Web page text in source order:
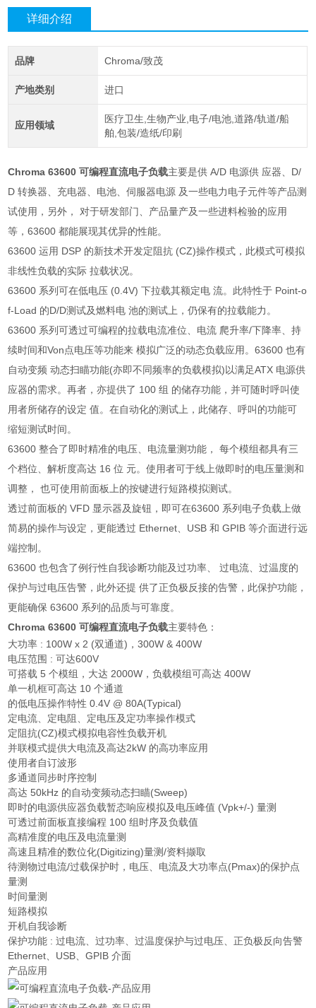
详细介绍
品牌 Chroma/致茂
产地类别 进口
应用领域
医疗卫生,生物产业,电子/电池,道路/轨道/船
舶,包装/造纸/印刷
Chroma 63600 可编程直流电子负载主要是供 A/D 电源供 应器、D/
D 转换器、充电器、电池、伺服器电源 及一些电力电子元件等产品测
试使用，另外， 对于研发部门、产品量产及一些进料检验的应用
等，63600 都能展现其优异的性能。
63600 运用 DSP 的新技术开发定阻抗 (CZ)操作模式，此模式可模拟
非线性负载的实际 拉载状况。
63600 系列可在低电压 (0.4V) 下拉载其额定电 流。此特性于 Point-o
f-Load 的D/D测试及燃料电 池的测试上，仍保有的拉载能力。
63600 系列可透过可编程的拉载电流准位、电流 爬升率/下降率、持
续时间和Von点电压等功能来 模拟广泛的动态负载应用。63600 也有
自动变频 动态扫瞄功能(亦即不同频率的负载模拟)以满足ATX 电源供
应器的需求。再者，亦提供了 100 组 的储存功能，并可随时呼叫使
用者所储存的设定 值。在自动化的测试上，此储存、呼叫的功能可
缩短测试时间。
63600 整合了即时精准的电压、电流量测功能， 每个模组都具有三
个档位、解析度高达 16 位 元。使用者可于线上做即时的电压量测和
调整， 也可使用前面板上的按键进行短路模拟测试。
透过前面板的 VFD 显示器及旋钮，即可在63600 系列电子负载上做
简易的操作与设定，更能透过 Ethernet、USB 和 GPIB 等介面进行远
端控制。
63600 也包含了例行性自我诊断功能及过功率、 过电流、过温度的
保护与过电压告警，此外还提 供了正负极反接的告警，此保护功能，
更能确保 63600 系列的品质与可靠度。
Chroma 63600 可编程直流电子负载主要特色：
大功率 : 100W x 2 (双通道)，300W & 400W
电压范围 : 可达600V
可搭载 5 个模组，大达 2000W，负载模组可高达 400W
单一机框可高达 10 个通道
的低电压操作特性 0.4V @ 80A(Typical)
定电流、定电阻、定电压及定功率操作模式
定阻抗(CZ)模式模拟电容性负载开机
并联模式提供大电流及高达2kW 的高功率应用
使用者自订波形
多通道同步时序控制
高达 50kHz 的自动变频动态扫瞄(Sweep)
即时的电源供应器负载暂态响应模拟及电压峰值 (Vpk+/-) 量测
可透过前面板直接编程 100 组时序及负载值
高精准度的电压及电流量测
高速且精准的数位化(Digitizing)量测/资料撷取
待测物过电流/过载保护时，电压、电流及大功率点(Pmax)的保护点
量测
时间量测
短路模拟
开机自我诊断
保护功能 : 过电流、过功率、过温度保护与过电压、正负极反向告警
Ethernet、USB、GPIB 介面
产品应用